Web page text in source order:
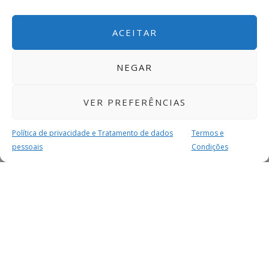
ACEITAR
NEGAR
VER PREFERÊNCIAS
Política de privacidade e Tratamento de dados
pessoais
Termos e
Condições